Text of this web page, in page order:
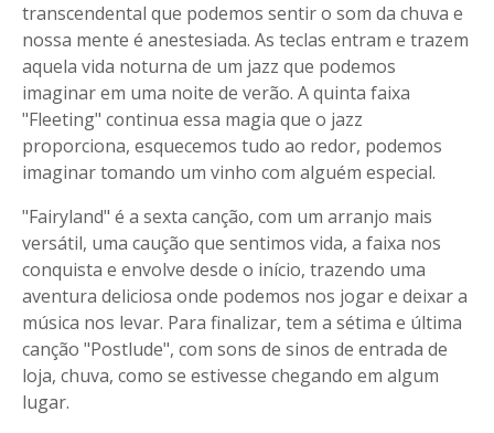
transcendental que podemos sentir o som da chuva e
nossa mente é anestesiada. As teclas entram e trazem
aquela vida noturna de um jazz que podemos
imaginar em uma noite de verão. A quinta faixa
"Fleeting" continua essa magia que o jazz
proporciona, esquecemos tudo ao redor, podemos
imaginar tomando um vinho com alguém especial.
"Fairyland" é a sexta canção, com um arranjo mais
versátil, uma caução que sentimos vida, a faixa nos
conquista e envolve desde o início, trazendo uma
aventura deliciosa onde podemos nos jogar e deixar a
música nos levar. Para finalizar, tem a sétima e última
canção "Postlude", com sons de sinos de entrada de
loja, chuva, como se estivesse chegando em algum
lugar.